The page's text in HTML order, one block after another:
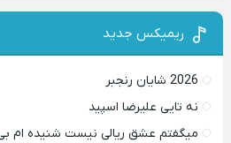
ریمیکس جدید
2026 شایان رنجبر
نه تایی علیرضا اسپید
میگفتم عشق ریالی نیست شنیده ام